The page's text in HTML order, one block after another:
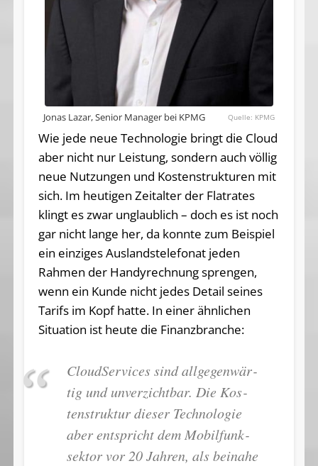
Jonas Lazar, Senior Manager bei KPMG KPMG
Wie jede neue Technologie bringt die Cloud
aber nicht nur Leistung, sondern auch völlig
neue Nutzungen und Kostenstrukturen mit
sich. Im heutigen Zeitalter der Flatrates
klingt es zwar unglaublich – doch es ist noch
gar nicht lange her, da konnte zum Beispiel
ein einziges Auslandstelefonat jeden
Rahmen der Handyrechnung sprengen,
wenn ein Kunde nicht jedes Detail seines
Tarifs im Kopf hatte. In einer ähnlichen
Situation ist heute die Finanzbranche:
CloudSer­vices sind all­ge­gen­wär­
tig und un­ver­zicht­bar. Die Kos­
ten­struk­tur die­ser Tech­no­lo­gie
aber ent­spricht dem Mo­bil­funk­
sek­tor vor 20 Jah­ren, als bei­na­he